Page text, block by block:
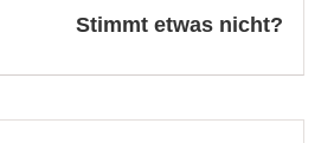
Stimmt etwas nicht?